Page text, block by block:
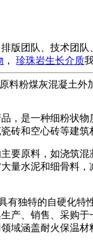
版团队、技术团
， 珍珠岩生长介质
料粉煤灰混凝土外
，是一种细粉状
砖和空心砖等建
要原料，如浇筑混
量水泥和细骨料
有独特的自硬化特
产、销售、采购
域涵盖耐火保温